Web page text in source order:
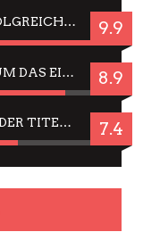
JELLYFISH HAMBURG: DAS ERFOLGREICHE SOMMER-MENÜ 2025 IN GEFÜHLEN UND BILDERN 9.9
CÉSAR FÜR JIM CARREY? WARUM DAS EINER DER NERVIGSTEN ACTORS IST UND BLEIBT 8.9
JING JING: IN-THAI RÄUMT WIEDER TITEL AB – EIN ZWEI-STUNDEN-ERLEBNISBERICHT 7.4